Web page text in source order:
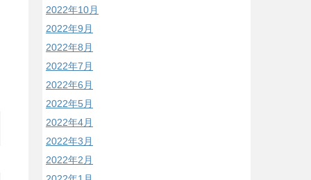
2022年10月
2022年9月
2022年8月
2022年7月
2022年6月
2022年5月
2022年4月
2022年3月
2022年2月